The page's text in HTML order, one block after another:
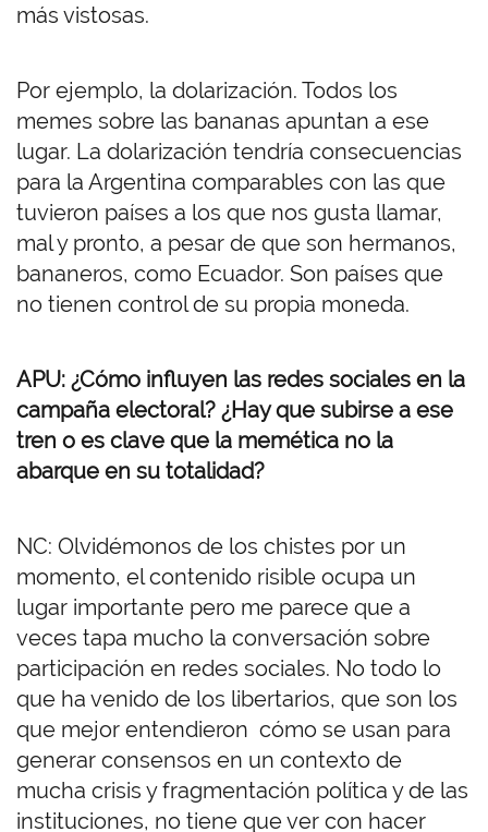
más vistosas.
Por ejemplo, la dolarización. Todos los
memes sobre las bananas apuntan a ese
lugar. La dolarización tendría consecuencias
para la Argentina comparables con las que
tuvieron países a los que nos gusta llamar,
mal y pronto, a pesar de que son hermanos,
bananeros, como Ecuador. Son países que
no tienen control de su propia moneda.
APU: ¿Cómo influyen las redes sociales en la
campaña electoral? ¿Hay que subirse a ese
tren o es clave que la memética no la
abarque en su totalidad?
NC: Olvidémonos de los chistes por un
momento, el contenido risible ocupa un
lugar importante pero me parece que a
veces tapa mucho la conversación sobre
participación en redes sociales. No todo lo
que ha venido de los libertarios, que son los
que mejor entendieron cómo se usan para
generar consensos en un contexto de
mucha crisis y fragmentación política y de las
instituciones, no tiene que ver con hacer